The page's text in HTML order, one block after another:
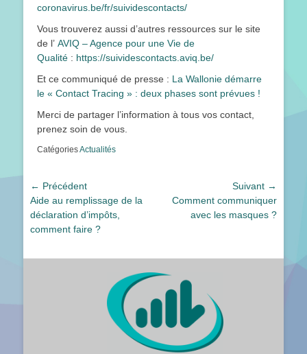
coronavirus.be/fr/suividescontacts/
Vous trouverez aussi d’autres ressources sur le site
de l’ AVIQ – Agence pour une Vie de
Qualité : https://suividescontacts.aviq.be/
Et ce communiqué de presse : La Wallonie démarre
le « Contact Tracing » : deux phases sont prévues !
Merci de partager l’information à tous vos contact,
prenez soin de vous.
CatégoriesActualités
Navigation
de
l’article
← Précédent
Article
précédent :
Aide au remplissage de la
déclaration d’impôts,
comment faire ?
Suivant →
ArticleComment communiquer
avec les masques ?